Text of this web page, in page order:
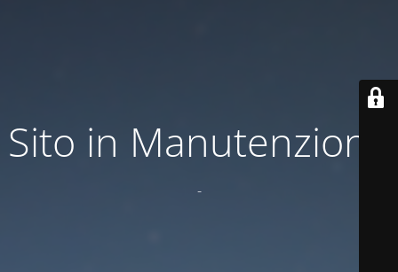
Sito in Manutenzione
-